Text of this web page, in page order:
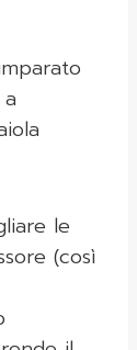
le
(così